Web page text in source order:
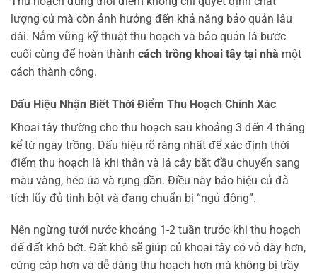
lượng củ mà còn ảnh hưởng đến khả năng bảo quản lâu
dài. Nắm vững kỹ thuật thu hoạch và bảo quản là bước
cuối cùng để hoàn thành cách trồng khoai tây tại nhà một
cách thành công.
Dấu Hiệu Nhận Biết Thời Điểm Thu Hoạch Chính Xác
Khoai tây thường cho thu hoạch sau khoảng 3 đến 4 tháng
kể từ ngày trồng. Dấu hiệu rõ ràng nhất để xác định thời
điểm thu hoạch là khi thân và lá cây bắt đầu chuyển sang
màu vàng, héo úa và rụng dần. Điều này báo hiệu củ đã
tích lũy đủ tinh bột và đang chuẩn bị “ngủ đông”.
Nên ngừng tưới nước khoảng 1-2 tuần trước khi thu hoạch
để đất khô bớt. Đất khô sẽ giúp củ khoai tây có vỏ dày hơn,
cứng cáp hơn và dễ dàng thu hoạch hơn mà không bị trầy